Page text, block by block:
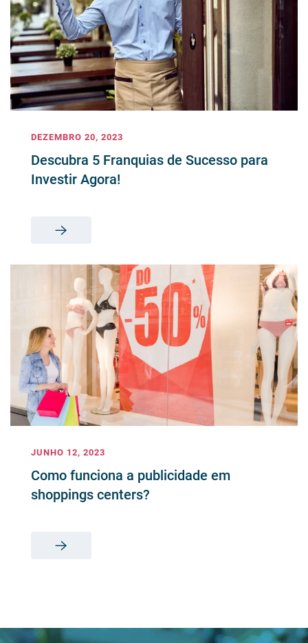
DEZEMBRO 20, 2023
Descubra 5 Franquias de Sucesso para
Investir Agora!
JUNHO 12, 2023
Como funciona a publicidade em
shoppings centers?